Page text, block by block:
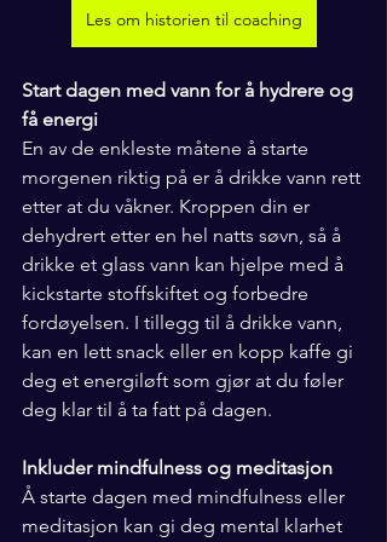
Les om historien til coaching
Start dagen med vann for å hydrere og
få energi
En av de enkleste måtene å starte
morgenen riktig på er å drikke vann rett
etter at du våkner. Kroppen din er
dehydrert etter en hel natts søvn, så å
drikke et glass vann kan hjelpe med å
kickstarte stoffskiftet og forbedre
fordøyelsen. I tillegg til å drikke vann,
kan en lett snack eller en kopp kaffe gi
deg et energiløft som gjør at du føler
deg klar til å ta fatt på dagen.
Inkluder mindfulness og meditasjon
Å starte dagen med mindfulness eller
meditasjon kan gi deg mental klarhet